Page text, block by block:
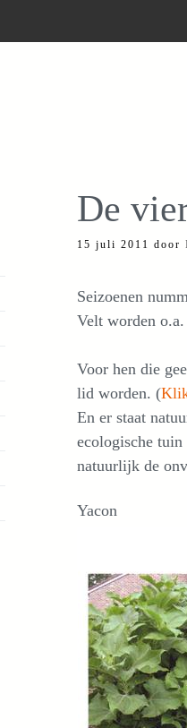
De
15 juli 2011 door
Seizoenen
Velt worden
Voor hen die
lid worden. (
En er staat
ecologische
natuurlijk de
Yacon